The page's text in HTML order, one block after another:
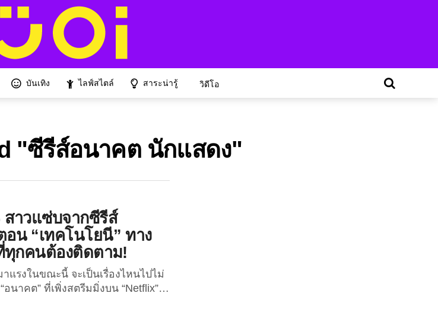
บันเทิง ไลฟ์สไตล์ สาระน่ารู้ วิดีโอ
"ซีรีส์อนาคต นักแสดง"
สาวแซ่บจากซีรีส์
อน “เทคโนโยนี” ทาง
ทุกคนต้องติดตาม!
แรงในขณะนี้ จะเป็นเรื่องไหนไปไม่
อนาคต” ที่เพิ่งสตรีมมิ่งบน “Netflix”